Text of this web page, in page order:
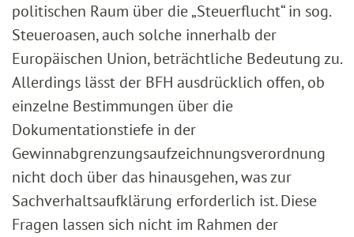
politischen Raum über die „Steuerflucht“ in sog.
Steueroasen, auch solche innerhalb der
Europäischen Union, beträchtliche Bedeutung zu.
Allerdings lässt der BFH ausdrücklich offen, ob
einzelne Bestimmungen über die
Dokumentationstiefe in der
Gewinnabgrenzungsaufzeichnungsverordnung
nicht doch über das hinausgehen, was zur
Sachverhaltsaufklärung erforderlich ist. Diese
Fragen lassen sich nicht im Rahmen der